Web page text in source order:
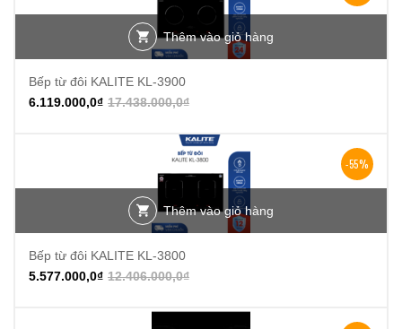
Thêm vào giỏ hàng
Bếp từ đôi KALITE KL-3900
17.438.000,0₫
6.119.000,0₫
-55%
Thêm vào giỏ hàng
Bếp từ đôi KALITE KL-3800
12.406.000,0₫
5.577.000,0₫